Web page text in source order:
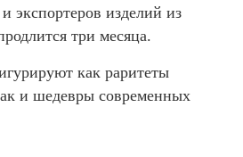
экспортеров изделий из
три месяца.
как раритеты
и шедевры современных